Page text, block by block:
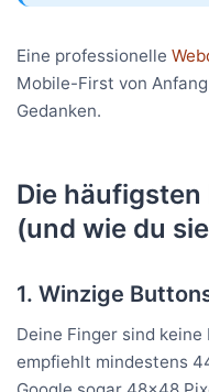
Eine professionelle
Mobile-First von
Gedanken.
Die
(und wie du
1. Winzige
Deine Finger sind
empfiehlt mindestens